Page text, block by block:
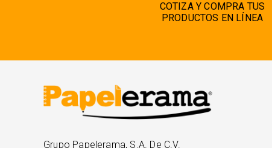
COTIZA Y COMPRA TUS
PRODUCTOS EN LÍNEA
Grupo Papelerama, S.A. De C.V.